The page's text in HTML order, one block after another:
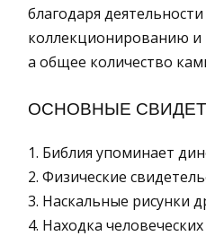
благодаря
коллекционированию и
а общее количество
ОСНОВНЫЕ
1. Библия упоминает
2. Физические
3. Наскальные рисунки
4. Находка